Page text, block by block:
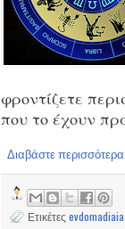
φροντίζετε
που το έχουν
Διαβάστε
Ετικέτες evdomadiaia